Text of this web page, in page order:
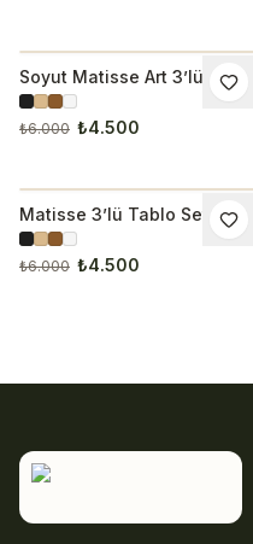
İNDIRIM
Soyut Matisse Art 3’lü Tablo
Seti
₺6.000 ₺4.500
İNDIRIM
Matisse 3’lü Tablo Seti
₺6.000 ₺4.500